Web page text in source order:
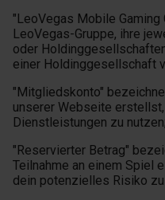
"LeoVegas Mobile
LeoVegas-Gruppe, ihre
oder
einer Holdinggesellschaft
"Mitgliedskonto"
unserer Webseite
Dienstleistungen zu nutzen;
"Reservierter Betrag"
Teilnahme an einem Spiel
dein potenzielles Risiko